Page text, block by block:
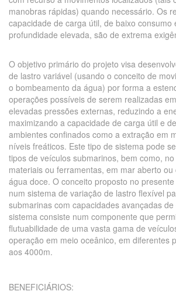
manobras rápidas) quando necessário. Os
capacidade de carga útil, de baixo consumo
profundidade elevada, são de extrema
O objetivo primário do projeto visa
de lastro variável (usando o conceito de
o bombeamento da água) por forma a
operações possíveis de serem realizadas
elevadas pressões externas, reduzindo a
maximizando a capacidade de carga útil e
ambientes confinados como a extração em
níveis freáticos. Este tipo de sistema pode
tipos de veículos submarinos, bem como,
materiais ou ferramentas, em mar aberto
água doce. O conceito proposto no
num sistema de variação de lastro flexível
submarinas com capacidades avançadas
sistema consiste num componente que
flutuabilidade de uma vasta gama de
operação em meio oceânico, em diferentes
aos 4000m.
BENEFICIÁRIOS: